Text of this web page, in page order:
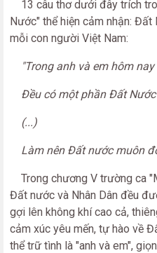
13 câu thơ dưới đây trích
Nước" thể hiện cảm nhận:
mỗi con người Việt Nam:
"Trong anh và em hôm nay
Đều có một phần Đất Nước
(...)
Làm nên Đất nước muôn
Trong chương V trường ca
Đất nước và Nhân Dân đều
gợi lên không khí cao cả,
cảm xúc yêu mến, tự hào về
thể trữ tình là "anh và em",